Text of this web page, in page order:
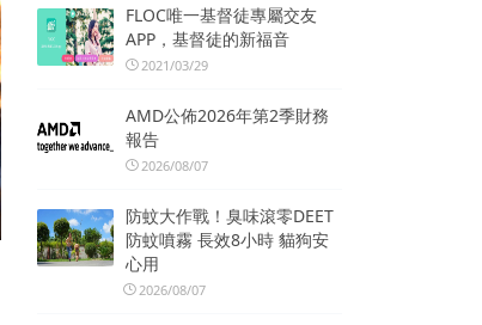
FLOC唯一基督徒專屬交友
APP，基督徒的新福音
2021/03/29
AMD公佈2026年第2季財務
報告
2026/08/07
防蚊大作戰！臭味滾零DEET
防蚊噴霧 長效8小時 貓狗安
心用
2026/08/07